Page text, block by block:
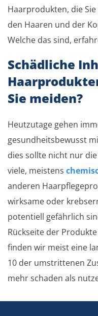
Haarprodukten, die
den Haaren und der
Welche das sind,
Schädliche
Sie meiden?
Heutzutage gehen
gesundheitsbewusst
dies sollte nicht nur
viele, meistens
anderen
wirksame oder
potentiell gefährlich
Rückseite der
finden wir meist eine
10 der umstrittenen
mehr schaden als